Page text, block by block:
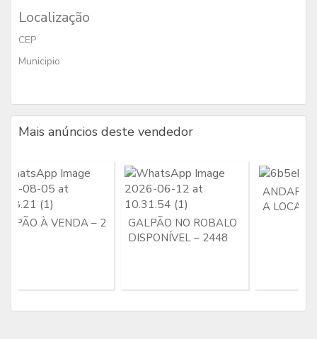
Localização
CEP
Municipio
Mais anúncios deste vendedor
À VENDA – 2
GALPÃO NO ROBALO
DISPONÍVEL – 2448
ANDAR
A